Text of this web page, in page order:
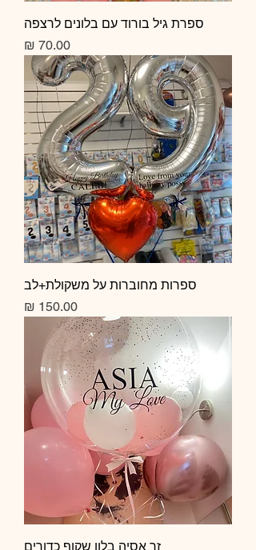
ספרת גיל בורוד עם בלונים לרצפה
מחיר
ספרות מחוברות על משקולת+לב
מחיר
זר אסיה בלון שקוף כדורים